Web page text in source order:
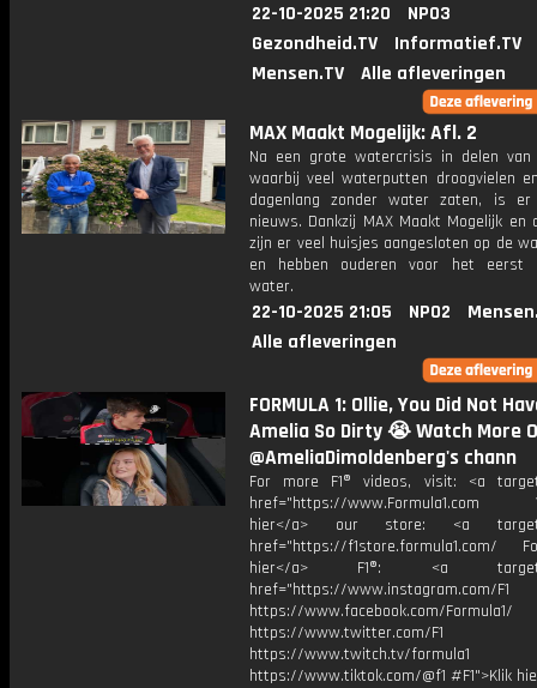
22-10-2025 21:20
NPO3
Gezondheid.TV
Informatief.TV
Mensen.TV
Alle afleveringen
MAX Maakt Mogelijk: Afl. 2
Na een grote watercrisis in delen van
waarbij veel waterputten droogvielen
dagenlang zonder water zaten, is
nieuws. Dankzij MAX Maakt Mogelijk en
zijn er veel huisjes aangesloten op de
en hebben ouderen voor het eerst
water.
22-10-2025 21:05 NPO2
Alle afleveringen
FORMULA 1: Ollie, You Did Not
Amelia So Dirty 😭 Watch More
@AmeliaDimoldenberg's chann
For more F1® videos, visit: <a
href="https://www.Formula1.com
hier</a> our store: <a
href="https://f1store.formula1.com/
hier</a> F1®: <a
href="https://www.instagram.com/F1
https://www.facebook.com/Formula1/
https://www.twitter.com/F1
https://www.twitch.tv/formula1
https://www.tiktok.com/@f1 #F1">Klik